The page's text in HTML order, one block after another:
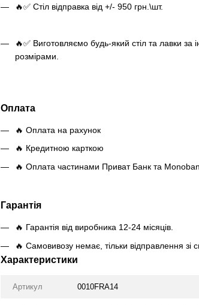
🔥✅ Стіл відправка від +/- 950 грн.\шт.
🔥✅ Виготовляємо будь-який стіл та лавки за
розмірами.
Оплата
🔥 Оплата на рахунок
🔥 Кредитною карткою
🔥 Оплата частинами Приват Банк та
Гарантія
🔥 Гарантія від виробника 12-24 місяців.
🔥 Самовивозу немає, тільки відправлення зі
Характеристики
Артикул 0010FRA14